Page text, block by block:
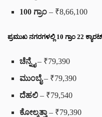
100 ಗ್ರಾಂ – ₹8,66,100
ಪ್ರಮುಖ ನಗರಗಳಲ್ಲಿ 10 ಗ್ರಾಂ 22
ಚೆನ್ನೈ– ₹79,390
ಮುಂಬೈ– ₹79,390
ದೆಹಲಿ – ₹79,540
ಕೋಲ್ಕತ್ತಾ – ₹79,390